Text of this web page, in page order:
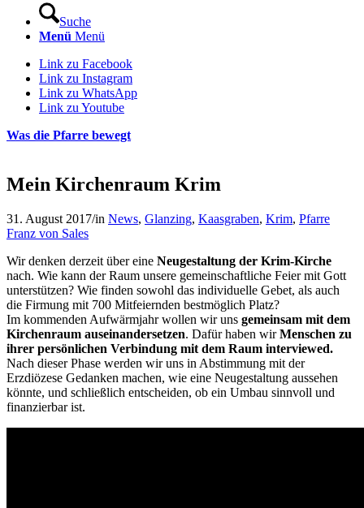
Suche
Menü Menü
Link zu Facebook
Link zu Instagram
Link zu WhatsApp
Link zu Youtube
Was die Pfarre bewegt
Mein Kirchenraum Krim
31. August 2017/in News, Glanzing, Kaasgraben, Krim, Pfarre
Franz von Sales
Wir denken derzeit über eine Neugestaltung der Krim-Kirche
nach. Wie kann der Raum unsere gemeinschaftliche Feier mit Gott
unterstützen? Wie finden sowohl das individuelle Gebet, als auch
die Firmung mit 700 Mitfeiernden bestmöglich Platz?
Im kommenden Aufwärmjahr wollen wir uns gemeinsam mit dem
Kirchenraum auseinandersetzen. Dafür haben wirMenschen zu
ihrer persönlichen Verbindung mit dem Raum interviewed.
Nach dieser Phase werden wir uns in Abstimmung mit der
Erzdiözese Gedanken machen, wie eine Neugestaltung aussehen
könnte, und schließlich entscheiden, ob ein Umbau sinnvoll und
finanzierbar ist.